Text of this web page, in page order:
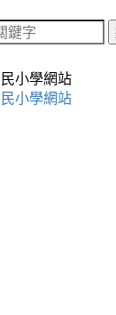
小學網站
小學網站